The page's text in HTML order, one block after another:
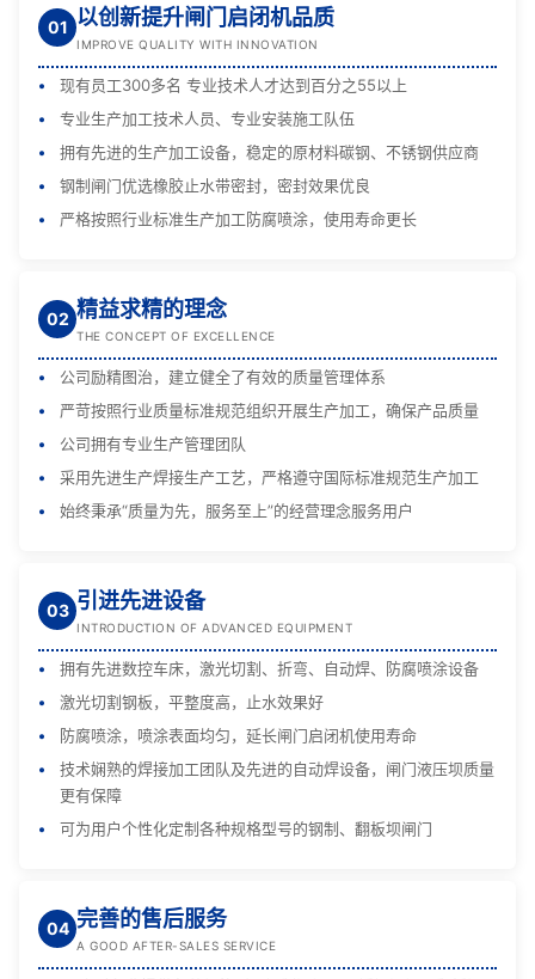
01 以创新提升闸门启闭机品质
IMPROVE QUALITY WITH INNOVATION
现有员工300多名 专业技术人才达到百分之55以上
专业生产加工技术人员、专业安装施工队伍
拥有先进的生产加工设备，稳定的原材料碳钢、不锈钢供应商
钢制闸门优选橡胶止水带密封，密封效果优良
严格按照行业标准生产加工防腐喷涂，使用寿命更长
02 精益求精的理念
THE CONCEPT OF EXCELLENCE
公司励精图治，建立健全了有效的质量管理体系
严苛按照行业质量标准规范组织开展生产加工，确保产品质量
公司拥有专业生产管理团队
采用先进生产焊接生产工艺，严格遵守国际标准规范生产加工
始终秉承“质量为先，服务至上”的经营理念服务用户
03 引进先进设备
INTRODUCTION OF ADVANCED EQUIPMENT
拥有先进数控车床，激光切割、折弯、自动焊、防腐喷涂设备
激光切割钢板，平整度高，止水效果好
防腐喷涂，喷涂表面均匀，延长闸门启闭机使用寿命
技术娴熟的焊接加工团队及先进的自动焊设备，闸门液压坝质量
更有保障
可为用户个性化定制各种规格型号的钢制、翻板坝闸门
04 完善的售后服务
A GOOD AFTER-SALES SERVICE